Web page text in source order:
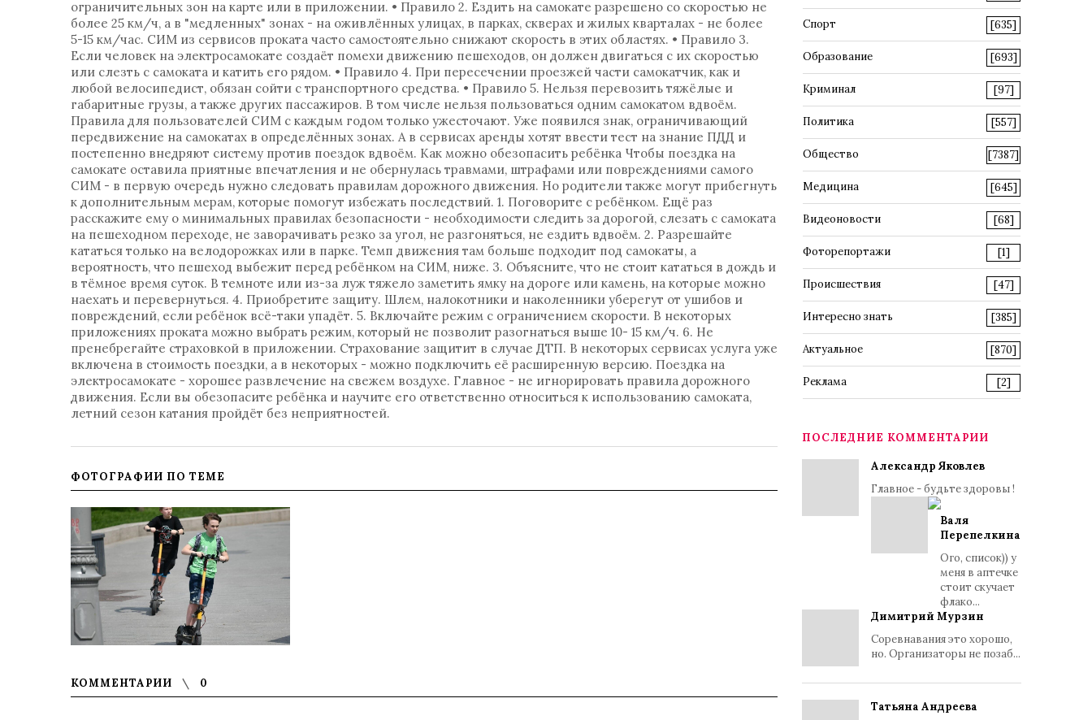
ограничительных зон на карте или в приложении. • Правило 2. Ездить на самокате разрешено со скоростью не
более 25 км/ч, а в "медленных" зонах - на оживлённых улицах, в парках, скверах и жилых кварталах - не более
5-15 км/час. СИМ из сервисов проката часто самостоятельно снижают скорость в этих областях. • Правило 3.
Если человек на электросамокате создаёт помехи движению пешеходов, он должен двигаться с их скоростью
или слезть с самоката и катить его рядом. • Правило 4. При пересечении проезжей части самокатчик, как и
любой велосипедист, обязан сойти с транспортного средства. • Правило 5. Нельзя перевозить тяжёлые и
габаритные грузы, а также других пассажиров. В том числе нельзя пользоваться одним самокатом вдвоём.
Правила для пользователей СИМ с каждым годом только ужесточают. Уже появился знак, ограничивающий
передвижение на самокатах в определённых зонах. А в сервисах аренды хотят ввести тест на знание ПДД и
постепенно внедряют систему против поездок вдвоём. Как можно обезопасить ребёнка Чтобы поездка на
самокате оставила приятные впечатления и не обернулась травмами, штрафами или повреждениями самого
СИМ - в первую очередь нужно следовать правилам дорожного движения. Но родители также могут прибегнуть
к дополнительным мерам, которые помогут избежать последствий. 1. Поговорите с ребёнком. Ещё раз
расскажите ему о минимальных правилах безопасности - необходимости следить за дорогой, слезать с самоката
на пешеходном переходе, не заворачивать резко за угол, не разгоняться, не ездить вдвоём. 2. Разрешайте
кататься только на велодорожках или в парке. Темп движения там больше подходит под самокаты, а
вероятность, что пешеход выбежит перед ребёнком на СИМ, ниже. 3. Объясните, что не стоит кататься в дождь и
в тёмное время суток. В темноте или из-за луж тяжело заметить ямку на дороге или камень, на которые можно
наехать и перевернуться. 4. Приобретите защиту. Шлем, налокотники и наколенники уберегут от ушибов и
повреждений, если ребёнок всё-таки упадёт. 5. Включайте режим с ограничением скорости. В некоторых
приложениях проката можно выбрать режим, который не позволит разогнаться выше 10- 15 км/ч. 6. Не
пренебрегайте страховкой в приложении. Страхование защитит в случае ДТП. В некоторых сервисах услуга уже
включена в стоимость поездки, а в некоторых - можно подключить её расширенную версию. Поездка на
электросамокате - хорошее развлечение на свежем воздухе. Главное - не игнорировать правила дорожного
движения. Если вы обезопасите ребёнка и научите его ответственно относиться к использованию самоката,
летний сезон катания пройдёт без неприятностей.
ФОТОГРАФИИ ПО ТЕМЕ
КОММЕНТАРИИ 0
Спорт [635]
Образование [693]
Криминал [97]
Политика [557]
Общество [7387]
Медицина [645]
Видеоновости [68]
Фоторепортажи [1]
Происшествия [47]
Интересно знать [385]
Актуальное [870]
Реклама [2]
ПОСЛЕДНИЕ КОММЕНТАРИИ
Александр Яковлев
Главное - будьте здоровы !
Валя
Перепелкина
Ого, список)) у
меня в аптечке
стоит скучает
флако...
Димитрий Мурзин
Соревнавания это хорошо,
но. Организаторы не позаб...
Татьяна Андреева